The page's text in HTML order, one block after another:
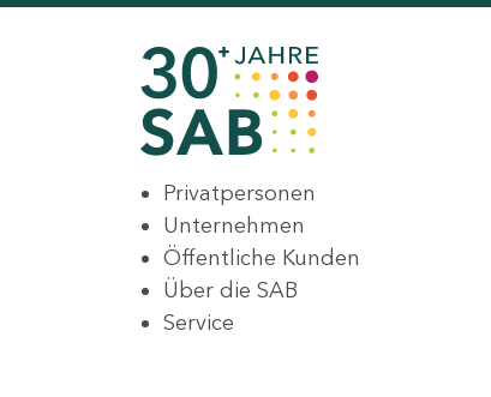
Privatpersonen
Unternehmen
Öffentliche Kunden
Über die SAB
Service